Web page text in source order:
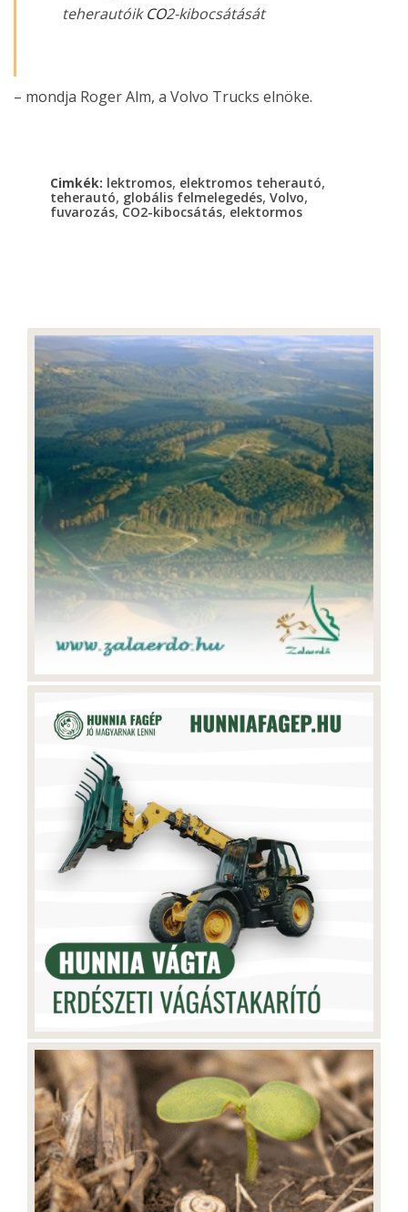
teherautóikCO2-kibocsátását
– mondja Roger Alm, a Volvo Trucks elnöke.
Cimkék: lektromos, elektromos teherautó,
teherautó, globális felmelegedés, Volvo,
fuvarozás, CO2-kibocsátás,elektormos